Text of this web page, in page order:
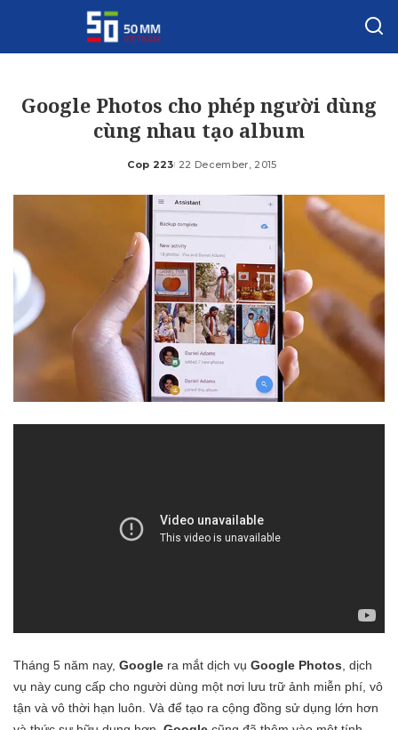
Google Photos cho phép người dùng
cùng nhau tạo album
Posted
Cop 223 22 December, 2015
Tháng 5 năm nay, Google ra mắt dịch vụ Google Photos , dịch
vụ này cung cấp cho người dùng một nơi lưu trữ ảnh miễn phí, vô
tận và vô thời hạn luôn. Và để tạo ra cộng đồng sử dụng lớn hơn